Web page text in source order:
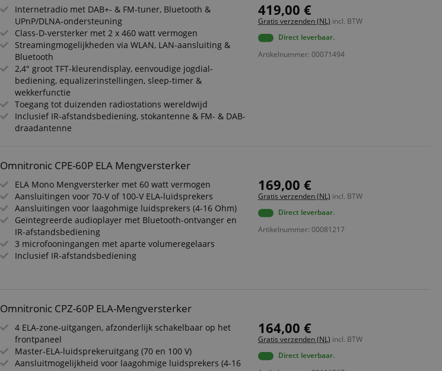
Internetradio met DAB+- & FM-tuner, Bluetooth &
UPnP/DLNA-ondersteuning
Class-D-versterker met 2 x 460 watt vermogen
Streamingmogelijkheden via WLAN, LAN-aansluiting &
Bluetooth
2,4" groot TFT-kleurendisplay, eenvoudige jogdial-
bediening, equalizerinstellingen, sleep-timer &
wekkerfunctie
Toegang tot duizenden radiostations wereldwijd
Inclusief IR-afstandsbediening, stokantenne & FM- & DAB-
draadantenne
419,00 €
Gratis verzenden (NL) incl. BTW
Direct leverbaar.
Artikelnummer: 00071494
Omnitronic CPE-60P ELA Mengversterker
ELA Mono Mengversterker met 60 watt vermogen
Aansluitingen voor 70-V of 100-V ELA-luidsprekers
Aansluitingen voor laagohmige luidsprekers (4-16 Ohm)
Geïntegreerde audioplayer met Bluetooth-ontvanger en
IR-afstandsbediening
3 microfooningangen met aparte volumeregelaars
Inclusief IR-afstandsbediening
169,00 €
Gratis verzenden (NL) incl. BTW
Direct leverbaar.
Artikelnummer: 00081217
Omnitronic CPZ-60P ELA-Mengversterker
4 ELA-zone-uitgangen, afzonderlijk schakelbaar op het
frontpaneel
Master-ELA-luidsprekeruitgang (70 en 100 V)
Aansluitmogelijkheid voor laagohmige luidsprekers (4-16
164,00 €
Gratis verzenden (NL) incl. BTW
Direct leverbaar.